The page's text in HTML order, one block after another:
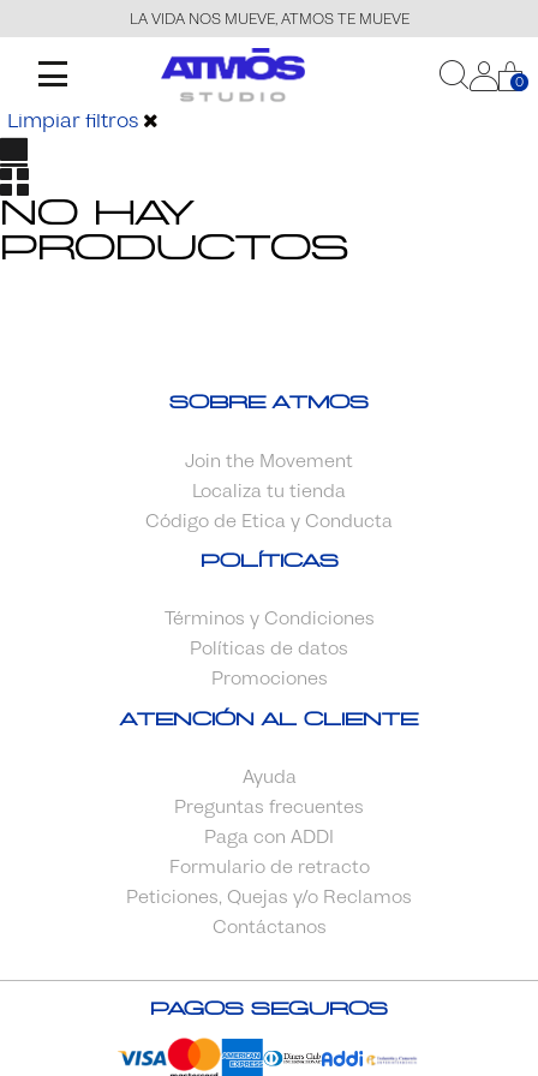
LA VIDA NOS MUEVE, ATMOS TE MUEVE
0
Mostrar Filtros
Limpiar filtros
No hay
productos
Sobre Atmos
Join the Movement
Localiza tu tienda
Código de Etica y Conducta
Políticas
Términos y Condiciones
Políticas de datos
Promociones
Atención al cliente
Ayuda
Preguntas frecuentes
Paga con ADDI
Formulario de retracto
Peticiones, Quejas y/o Reclamos
Contáctanos
Pagos Seguros